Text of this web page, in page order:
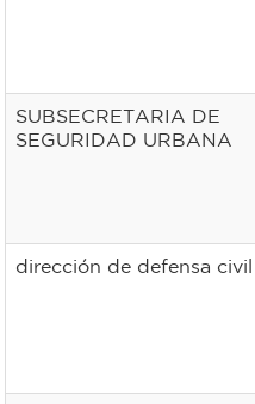
SUBSECRETARIA DE
SEGURIDAD URBANA
dirección de defensa civil